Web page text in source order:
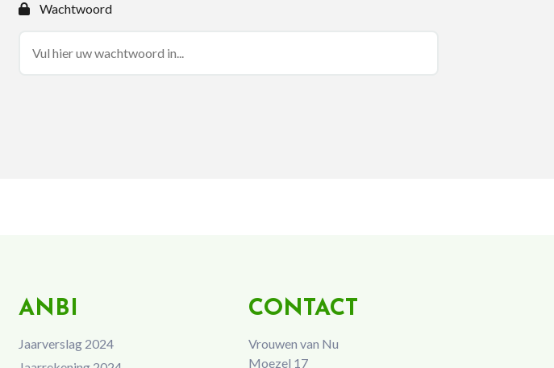
Wachtwoord
ANBI
Jaarverslag 2024
CONTACT
Vrouwen van Nu
Moezel 17